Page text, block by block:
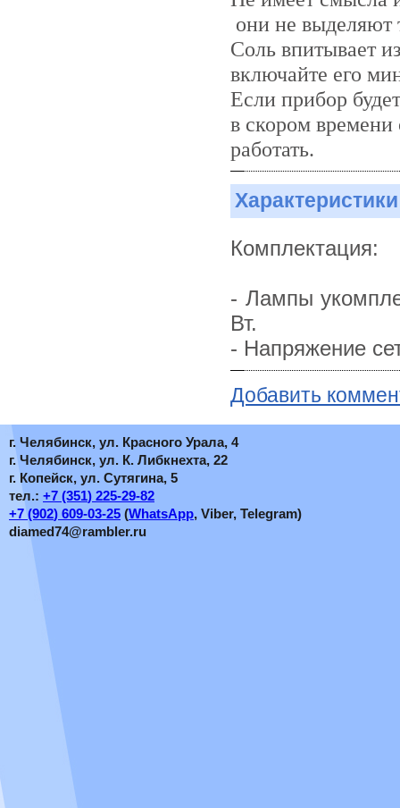
они не выделяют
Соль впитывает
включайте его
Если прибор
в скором времени
работать.
Характеристики
Комплектация:
- Лампы
Вт.
- Напряжение
Добавить
г. Челябинск, ул. Красного Урала, 4
г. Челябинск, ул. К. Либкнехта, 22
г. Копейск, ул. Сутягина, 5
тел.: +7 (351) 225-29-82
+7 (902) 609-03-25 (WhatsApp, Viber, Telegram)
diamed74@rambler.ru